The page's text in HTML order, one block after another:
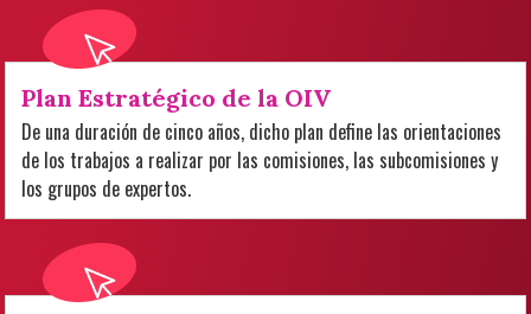
Plan Estratégico de la OIV
De una duración de cinco años, dicho plan define las orientaciones
de los trabajos a realizar por las comisiones, las subcomisiones y
los grupos de expertos.